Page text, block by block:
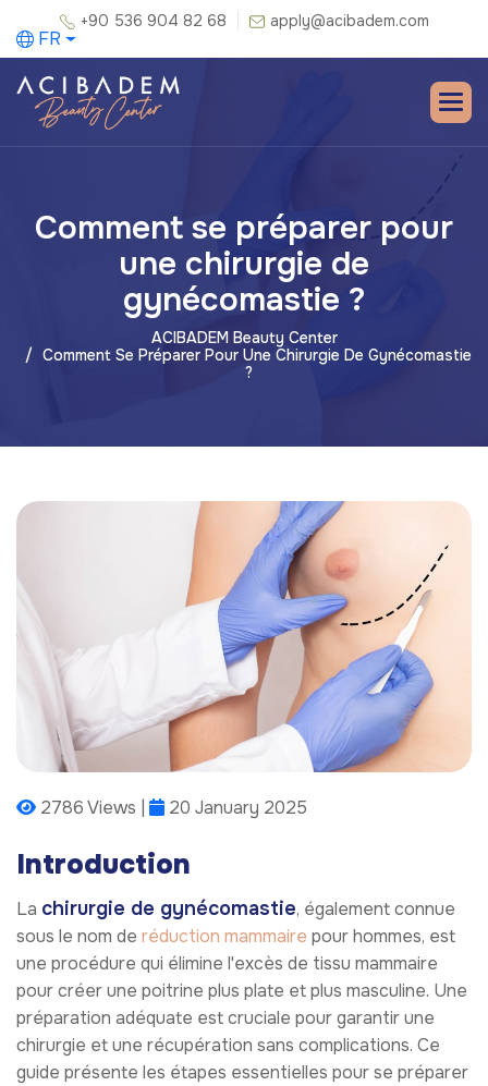
+90 536 904 82 68 apply@acibadem.com
FR
Comment se préparer pour
une chirurgie de
gynécomastie ?
ACIBADEM Beauty Center
Comment Se Préparer Pour Une Chirurgie De Gynécomastie
?
2786 Views | 20 January 2025
Introduction
La chirurgie de gynécomastie, également connue
sous le nom de réduction mammaire pour hommes, est
une procédure qui élimine l'excès de tissu mammaire
pour créer une poitrine plus plate et plus masculine. Une
préparation adéquate est cruciale pour garantir une
chirurgie et une récupération sans complications. Ce
guide présente les étapes essentielles pour se préparer